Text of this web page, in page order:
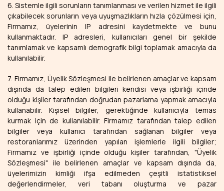
6. Sistemle ilgili sorunların tanımlanması ve verilen hizmet ile ilgili
çıkabilecek sorunların veya uyuşmazlıkların hızla çözülmesi için,
Firmamız, üyelerinin IP adresini kaydetmekte ve bunu
kullanmaktadır. IP adresleri, kullanıcıları genel bir şekilde
tanımlamak ve kapsamlı demografik bilgi toplamak amacıyla da
kullanılabilir.
7. Firmamız, Üyelik Sözleşmesi ile belirlenen amaçlar ve kapsam
dışında da talep edilen bilgileri kendisi veya işbirliği içinde
olduğu kişiler tarafından doğrudan pazarlama yapmak amacıyla
kullanabilir. Kişisel bilgiler, gerektiğinde kullanıcıyla temas
kurmak için de kullanılabilir. Firmamız tarafından talep edilen
bilgiler veya kullanıcı tarafından sağlanan bilgiler veya
restoranlarımız üzerinden yapılan işlemlerle ilgili bilgiler;
Firmamız ve işbirliği içinde olduğu kişiler tarafından, "Üyelik
Sözleşmesi" ile belirlenen amaçlar ve kapsam dışında da,
üyelerimizin kimliği ifşa edilmeden çeşitli istatistiksel
değerlendirmeler, veri tabanı oluşturma ve pazar